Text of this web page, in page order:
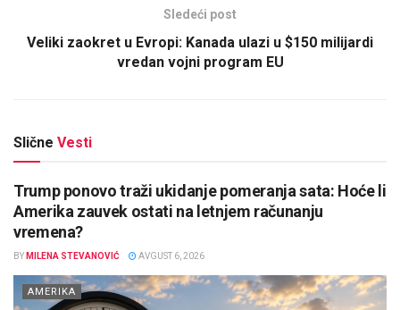
Sledeći post
Veliki zaokret u Evropi: Kanada ulazi u $150 milijardi
vredan vojni program EU
Slične Vesti
Trump ponovo traži ukidanje pomeranja sata: Hoće li
Amerika zauvek ostati na letnjem računanju
vremena?
BY MILENA STEVANOVIĆ AVGUST 6, 2026
AMERIKA